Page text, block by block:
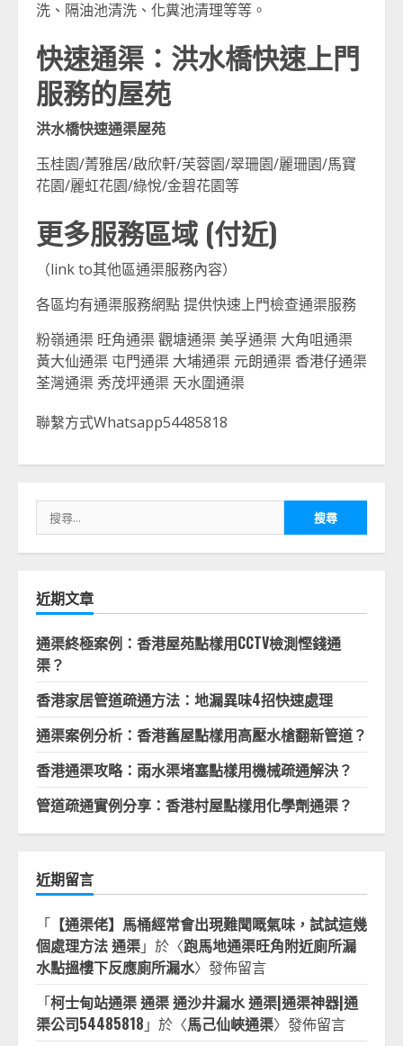
洗、隔油池清洗、化糞池清理等等。
快速通渠： 洪水橋快速上門
服務的屋苑
洪水橋快速通渠屋苑
玉桂園/菁雅居/啟欣軒/芙蓉園/翠珊園/麗珊園/馬寶
花園/麗虹花園/綠悅/金碧花園等
更多服務區域 (付近)
（link to其他區通渠服務內容）
各區均有通渠服務網點 提供快速上門檢查通渠服務
粉嶺通渠 旺角通渠 觀塘通渠 美孚通渠 大角咀通渠
黃大仙通渠 屯門通渠 大埔通渠 元朗通渠 香港仔通渠
荃灣通渠 秀茂坪通渠 天水圍通渠
聯繫方式Whatsapp54485818
尋
關
字:
近期文章
通渠終極案例：香港屋苑點樣用CCTV檢測慳錢通
渠？
香港家居管道疏通方法：地漏異味4招快速處理
通渠案例分析：香港舊屋點樣用高壓水槍翻新管道？
香港通渠攻略：雨水渠堵塞點樣用機械疏通解決？
管道疏通實例分享：香港村屋點樣用化學劑通渠？
近期留言
「 【通渠佬】馬桶經常會出現難聞嘅氣味，試試這幾
個處理方法 通渠」於〈跑馬地通渠旺角附近廁所漏
水點搵樓下反應廁所漏水〉發佈留言
「柯士甸站通渠 通渠 通沙井漏水 通渠|通渠神器|通
渠公司54485818 」於〈馬己仙峽通渠〉發佈留言